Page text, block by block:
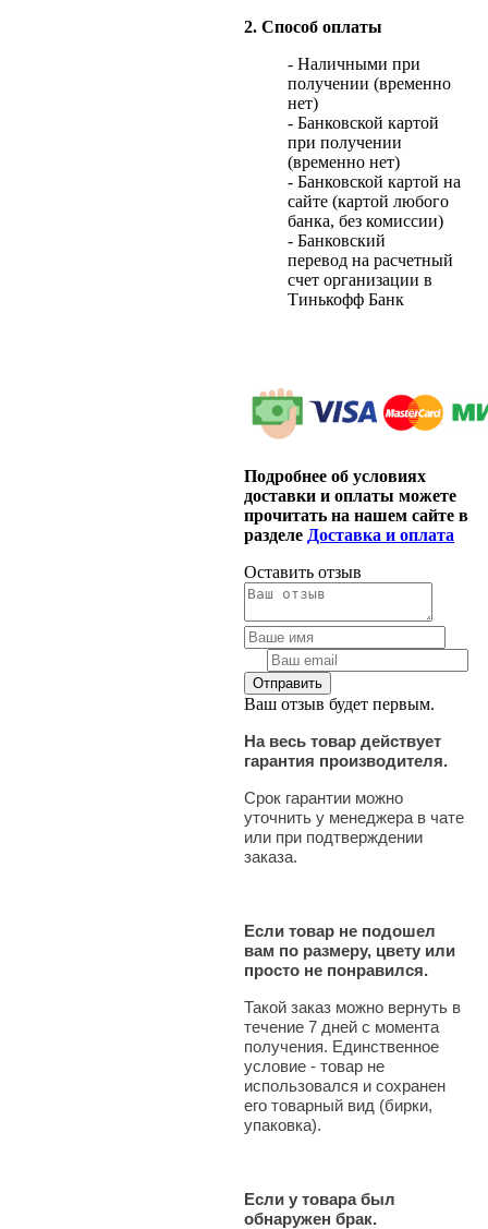
2. Способ оплаты
- Наличными при
получении (временно
нет)
- Банковской картой
при получении
(временно нет)
- Банковской картой на
сайте (картой любого
банка, без комиссии)
- Банковский
перевод на расчетный
счет организации в
Тинькофф Банк
Подробнее об условиях
доставки и оплаты можете
прочитать на нашем сайте в
разделе Доставка и оплата
Оставить отзыв
Ваш отзыв будет первым.
На весь товар действует
гарантия производителя.
Срок гарантии можно
уточнить у менеджера в чате
или при подтверждении
заказа.
Если товар не подошел
вам по размеру, цвету или
просто не понравился.
Такой заказ можно вернуть в
течение 7 дней с момента
получения. Единственное
условие - товар не
использовался и сохранен
его товарный вид (бирки,
упаковка).
Если у товара был
обнаружен брак.